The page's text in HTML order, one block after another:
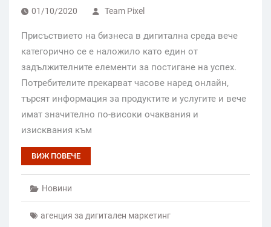
01/10/2020 Team Pixel
Присъствието на бизнеса в дигитална среда вече
категорично се е наложило като един от
задължителните елементи за постигане на успех.
Потребителите прекарват часове наред онлайн,
търсят информация за продуктите и услугите и вече
имат значително по-високи очаквания и
изисквания към
ВИЖ ПОВЕЧЕ
Новини
агенция за дигитален маркетинг